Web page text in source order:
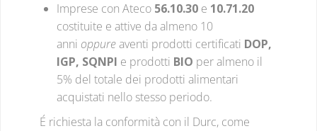
Imprese con Ateco 56.10.30 e 10.71.20
costituite e attive da almeno 10
anni oppureaventi prodotti certificati DOP,
IGP, SQNPI e prodotti BIO per almeno il
5% del totale dei prodotti alimentari
acquistati nello stesso periodo.
É richiesta la conformità con il Durc, come